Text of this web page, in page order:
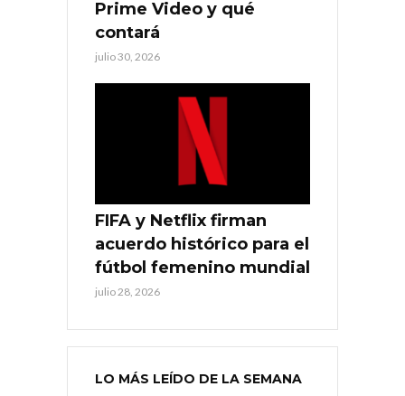
Prime Video y qué
contará
julio 30, 2026
FIFA y Netflix firman
acuerdo histórico para el
fútbol femenino mundial
julio 28, 2026
LO MÁS LEÍDO DE LA SEMANA